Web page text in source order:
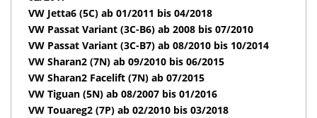
VW Jetta6 (5C) ab 01/2011 bis 04/2018
VW Passat Variant (3C-B6) ab 2008 bis 07/2010
VW Passat Variant (3C-B7) ab 08/2010 bis 10/2014
VW Sharan2 (7N) ab 09/2010 bis 06/2015
VW Sharan2 Facelift (7N) ab 07/2015
VW Tiguan (5N) ab 08/2007 bis 01/2016
VW Touareg2 (7P) ab 02/2010 bis 03/2018